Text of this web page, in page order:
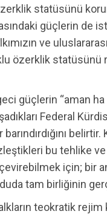
özerklik statüsünü
güçlerin de
ve
özerklik
güçlerin “aman ha
Federal
bu tehlike
için; bir
tam birliğinin
teokratik rejim